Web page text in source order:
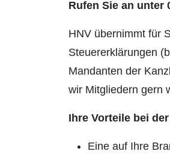
Rufen Sie an unter
HNV übernimmt für
Steuererklärungen
Mandanten der
wir Mitgliedern gern
Ihre Vorteile bei
Eine auf Ihre